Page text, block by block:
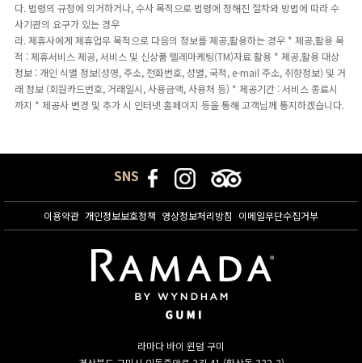
다. 법령의 규정에 의거하거나, 수사 목적으로 법령에 정해진 절차와 방법에 따라 수
사기관의 요구가 있는 경우
라. 제휴사에게 제휴업무 목적으로 다음의 정보를 제공,활용하는 경우 * 제공,활용 목
적 : 제휴서비스 제공, 서비스 및 신상품 텔레마케팅(TM)자료 활용 * 제공,활용 대상
정보 : 개인 식별 정보(성명, 주소, 전화번호, 성별, 국적, e-mail 주소, 취향정보) 및 거
래 정보 (회원카드번호, 거래일시, 사용금액, 사용처 등) * 제공기간 : 서비스 종료시
까지 * 제공사 변경 및 추가 시 인터넷 홈페이지 등을 통해 고객님께 통지하겠습니다.
SNS
이용약관 개인정보보호정책 영상정보처리방침 이메일무단수집거부
라마다 바이 윈덤 구미